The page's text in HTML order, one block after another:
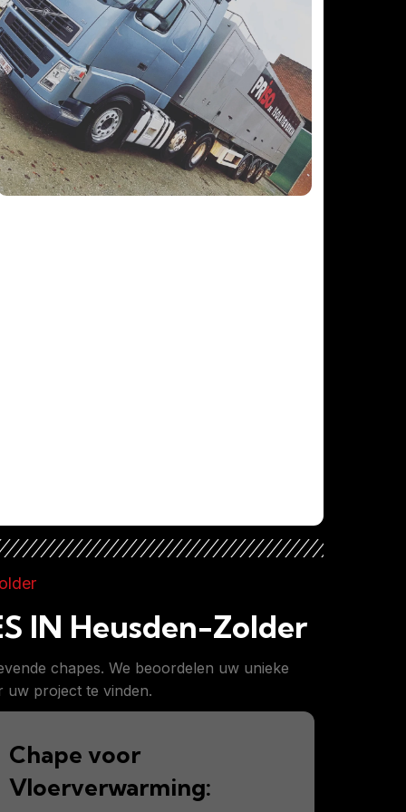
IN Heusden-Zolder
chapes. We beoordelen uw unieke
uw project te vinden.
Chape voor
Vloerverwarming: